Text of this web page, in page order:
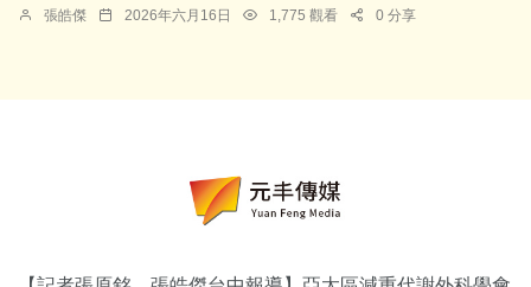
張皓傑 2026年六月16日 1,775 觀看 0 分享